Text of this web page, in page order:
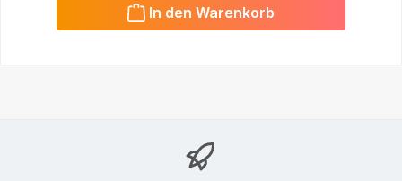
In den Warenkorb